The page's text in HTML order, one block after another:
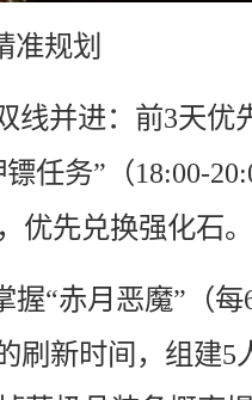
准规划
线并进：前3天优
任务”（18:00-
优先兑换强化石。
握“赤月恶魔”（
刷新时间，组建5